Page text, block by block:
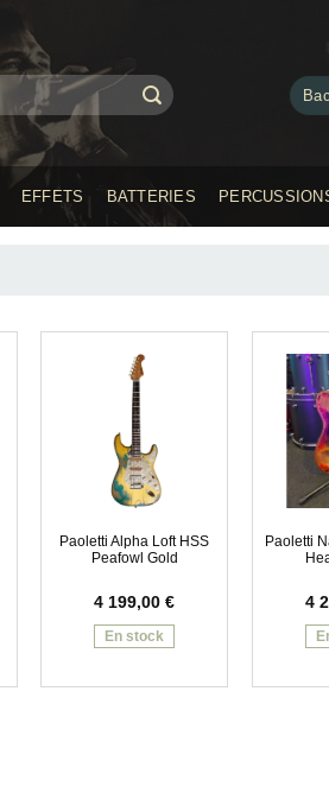
EFFETS BATTERIES
Paoletti Alpha Loft HSS
Peafowl Gold
4 199,00€
En stock
Paoletti
4